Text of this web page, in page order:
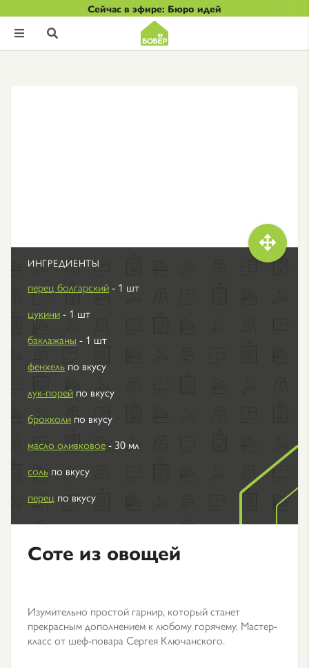
Сейчас в эфире: Бюро идей
 

ИНГРЕДИЕНТЫ
перец болгарский- 1 шт
цукини- 1 шт
баклажаны - 1 шт
фенхель по вкусу
лук-порей по вкусу
брокколи по вкусу
масло оливковое- 30 мл
соль по вкусу
перец по вкусу
Соте из овощей
Изумительно простой гарнир, который станет
прекрасным дополнением к любому горячему. Мастер-
класс от шеф-повара Сергея Ключанского.